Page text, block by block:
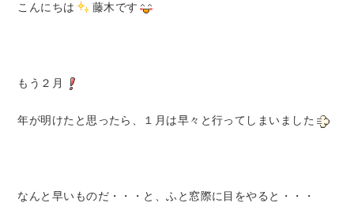
こんにちは 藤木です
もう２月
年が明けたと思ったら、１月は早々と行ってしまいました
なんと早いものだ・・・と、ふと窓際に目をやると・・・